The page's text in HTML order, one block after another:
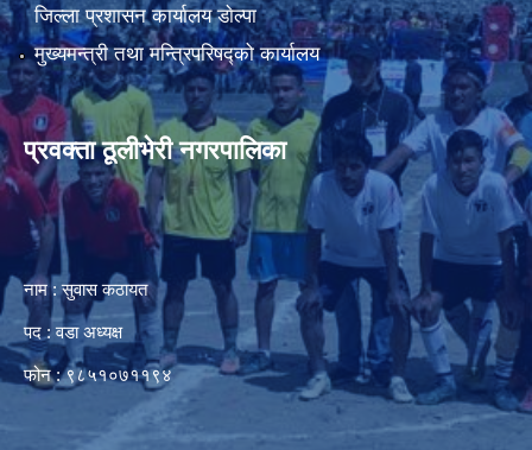
जिल्ला प्रशासन कार्यालय डाेल्पा
मुख्यमन्त्री तथा मन्त्रिपरिषद्को कार्यालय
प्रवक्ता ठूलीभेरी नगरपालिका
नाम : सुवास कठायत
पद : वडा अध्यक्ष
फोन : ९८५१०७११९४